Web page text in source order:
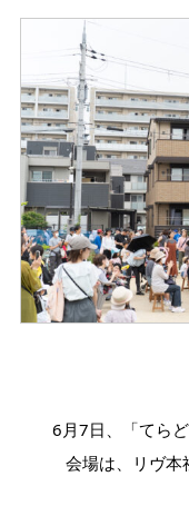
6月7日、「てら
会場は、
リヴ本